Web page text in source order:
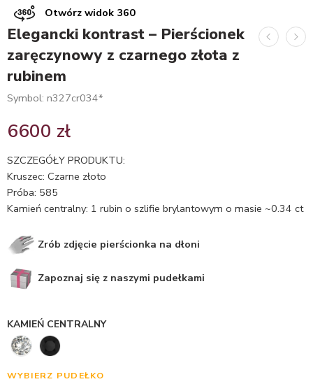
Otwórz widok 360
Elegancki kontrast – Pierścionek
zaręczynowy z czarnego złota z
rubinem
Symbol: n327cr034*
6600 zł
SZCZEGÓŁY PRODUKTU:
Kruszec: Czarne złoto
Próba: 585
Kamień centralny: 1 rubin o szlifie brylantowym o masie ~0.34 ct
Zrób zdjęcie pierścionka na dłoni
Zapoznaj się z naszymi pudełkami
KAMIEŃ CENTRALNY
WYBIERZ PUDEŁKO